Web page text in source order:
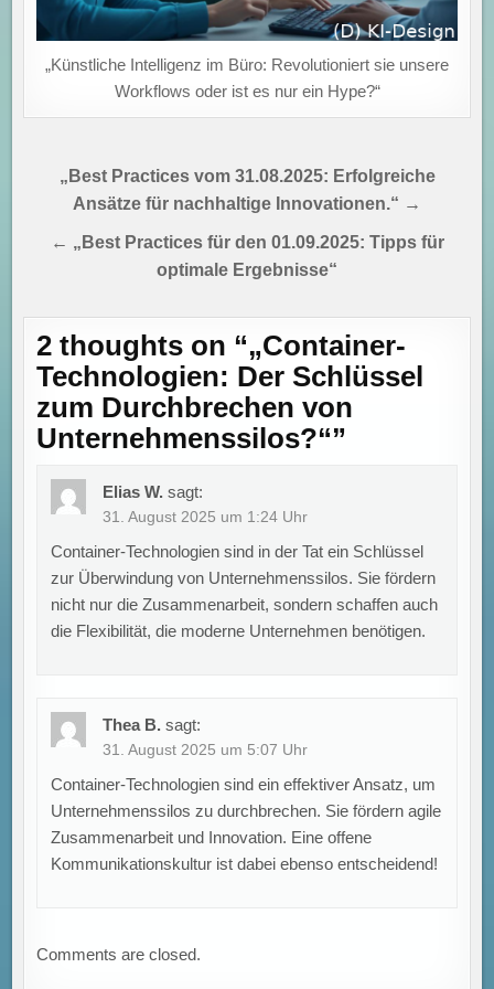
„Künstliche Intelligenz im Büro: Revolutioniert sie unsere
Workflows oder ist es nur ein Hype?“
Beitragsnavigation
„Best Practices vom 31.08.2025: Erfolgreiche
Ansätze für nachhaltige Innovationen.“ →
← „Best Practices für den 01.09.2025: Tipps für
optimale Ergebnisse“
2 thoughts on “„Container-
Technologien: Der Schlüssel
zum Durchbrechen von
Unternehmenssilos?“”
Elias W. sagt:
31. August 2025 um 1:24 Uhr
Container-Technologien sind in der Tat ein Schlüssel
zur Überwindung von Unternehmenssilos. Sie fördern
nicht nur die Zusammenarbeit, sondern schaffen auch
die Flexibilität, die moderne Unternehmen benötigen.
Thea B. sagt:
31. August 2025 um 5:07 Uhr
Container-Technologien sind ein effektiver Ansatz, um
Unternehmenssilos zu durchbrechen. Sie fördern agile
Zusammenarbeit und Innovation. Eine offene
Kommunikationskultur ist dabei ebenso entscheidend!
Comments are closed.